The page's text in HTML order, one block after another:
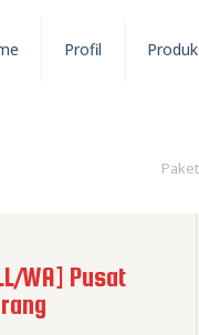
Profil Produk
WA] Pusat